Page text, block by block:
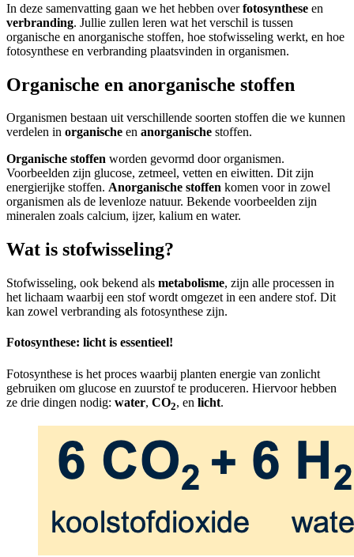
In deze samenvatting gaan we het hebben overfotosynthese en
verbranding. Jullie zullen leren wat het verschil is tussen
organische en anorganische stoffen, hoe stofwisseling werkt, en hoe
fotosynthese en verbranding plaatsvinden in organismen.
Organische en anorganische stoffen
Organismen bestaan uit verschillende soorten stoffen die we kunnen
verdelen in organische en anorganische stoffen.
Organische stoffen worden gevormd door organismen.
Voorbeelden zijn glucose, zetmeel, vetten en eiwitten. Dit zijn
energierijke stoffen. Anorganische stoffen komen voor in zowel
organismen als de levenloze natuur. Bekende voorbeelden zijn
mineralen zoals calcium, ijzer, kalium en water.
Wat is stofwisseling?
Stofwisseling, ook bekend als metabolisme, zijn alle processen in
het lichaam waarbij een stof wordt omgezet in een andere stof. Dit
kan zowel verbranding als fotosynthese zijn.
Fotosynthese: licht is essentieel!
Fotosynthese is het proces waarbij planten energie van zonlicht
gebruiken om glucose en zuurstof te produceren. Hiervoor hebben
ze drie dingen nodig: water, CO2, en licht.